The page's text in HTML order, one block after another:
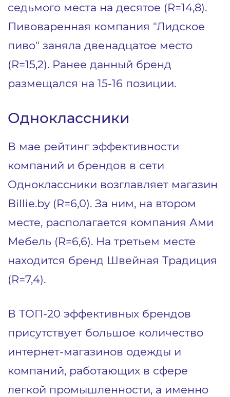
седьмого места на десятое (R=14,8).
Пивоваренная компания "Лидское
пиво" заняла двенадцатое место
(R=15,2). Ранее данный бренд
размещался на 15-16 позиции.
Одноклассники
В мае рейтинг эффективности
компаний и брендов в сети
Одноклассники возглавляет магазин
Billie.by (R=6,0). За ним, на втором
месте, располагается компания Ами
Мебель (R=6,6). На третьем месте
находится бренд Швейная Традиция
(R=7,4).
В ТОП-20 эффективных брендов
присутствует большое количество
интернет-магазинов одежды и
компаний, работающих в сфере
легкой промышленности, а именно